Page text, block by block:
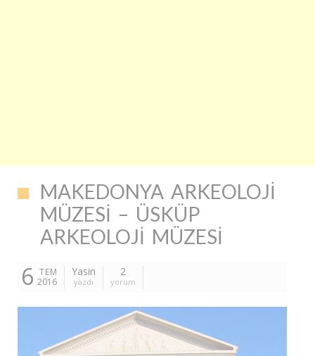
MAKEDONYA ARKEOLOJI
MÜZESI – ÜSKÜP
ARKEOLOJI MÜZESI
6 TEM
2016
Yasin
yazdı
2
yorum